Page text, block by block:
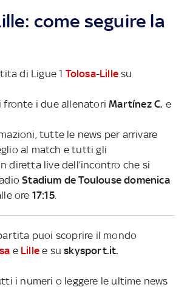
come seguire la
di Ligue 1 Tolosa-Lille su
fronte i due allenatoriMartínez C. e
tutte le news per arrivare
al match e tutti gli
diretta live dell’incontro che si
Stadium de Toulouse domenica
ore 17:15.
puoi scoprire il mondo
e Lille e suskysport.it.
i numeri o leggere le ultime news